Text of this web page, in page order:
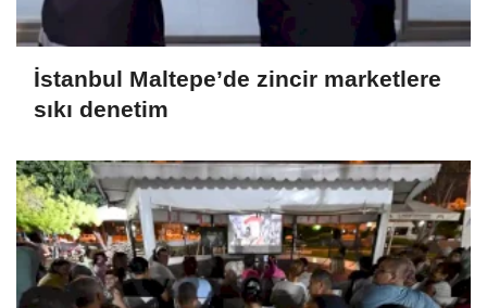
İstanbul Maltepe’de zincir marketlere
sıkı denetim